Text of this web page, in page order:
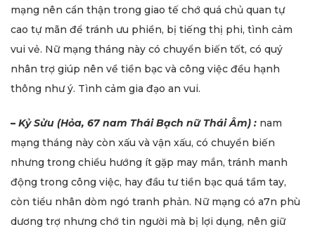
mạng nên cẩn thận trong giao tế chớ quá chủ quan tự
cao tự mãn để tránh ưu phiền, bị tiếng thị phi, tình cảm
vui vẻ. Nữ mạng tháng này có chuyển biến tốt, có quý
nhân trợ giúp nên về tiền bạc và công việc đều hạnh
thông như ý. Tình cảm gia đạo an vui.
– Kỷ Sửu (Hỏa, 67 nam Thái Bạch nữ Thái Âm) : nam
mạng tháng này còn xấu và vận xấu, có chuyển biến
nhưng trong chiều hướng ít gặp may mắn, tránh manh
động trong công việc, hay đầu tư tiền bạc quá tầm tay,
còn tiểu nhân dòm ngó tranh phản. Nữ mạng có a7n phù
dương trợ nhưng chớ tin người mà bị lợi dụng, nên giữ